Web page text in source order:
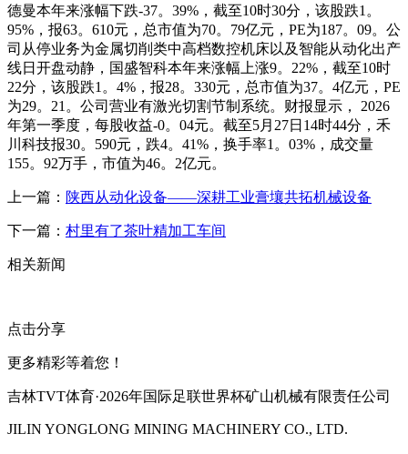
德曼本年来涨幅下跌-37。39%，截至10时30分，该股跌1。
95%，报63。610元，总市值为70。79亿元，PE为187。09。公
司从停业务为金属切削类中高档数控机床以及智能从动化出产
线日开盘动静，国盛智科本年来涨幅上涨9。22%，截至10时
22分，该股跌1。4%，报28。330元，总市值为37。4亿元，PE
为29。21。公司营业有激光切割节制系统。财报显示， 2026
年第一季度，每股收益-0。04元。截至5月27日14时44分，禾
川科技报30。590元，跌4。41%，换手率1。03%，成交量
155。92万手，市值为46。2亿元。
上一篇： 陕西从动化设备——深耕工业膏壤共拓机械设备
下一篇： 村里有了茶叶精加工车间
相关新闻
点击分享
更多精彩等着您！
吉林TVT体育·2026年国际足联世界杯矿山机械有限责任公司
JILIN YONGLONG MINING MACHINERY CO., LTD.